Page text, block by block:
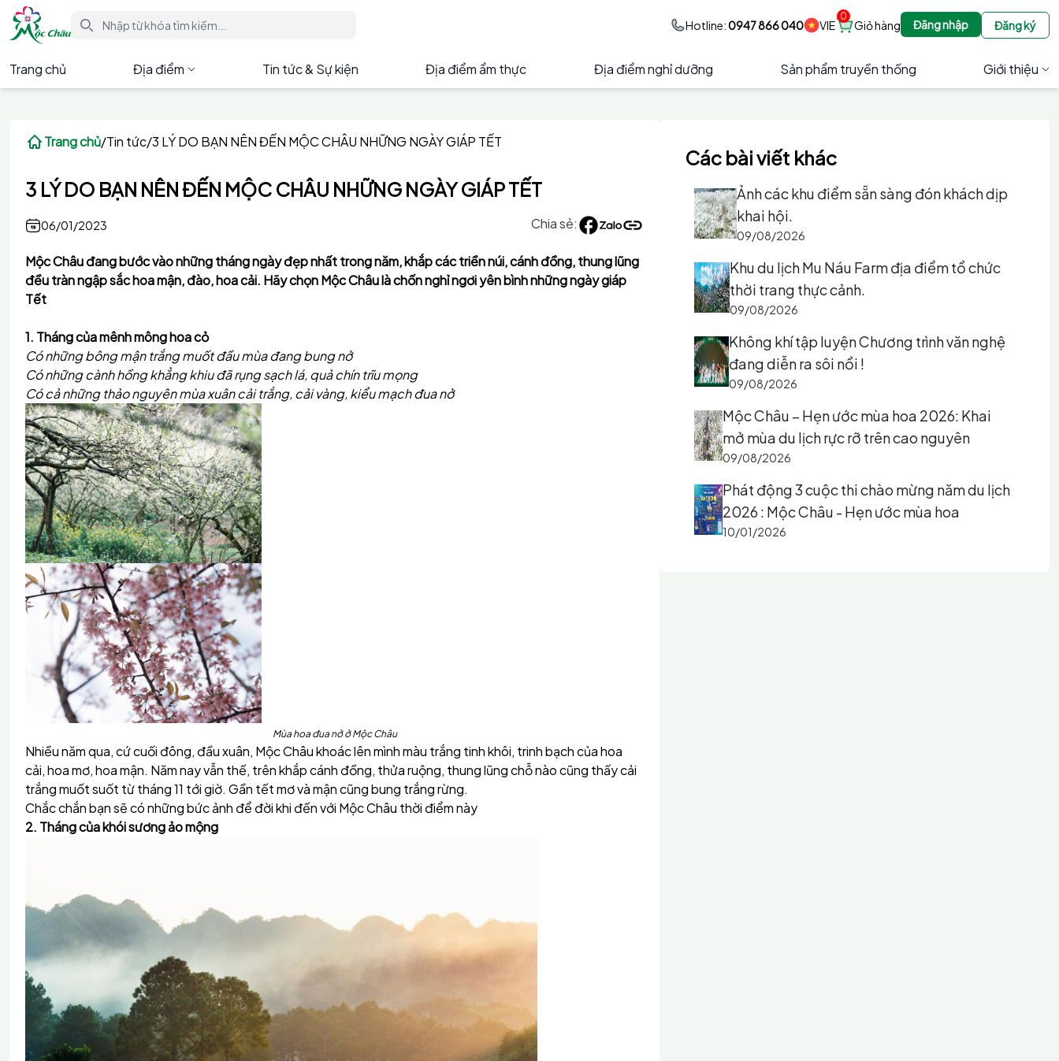
Hotline:0947 866 040 VIE
0
Giỏ hàng Đăng nhập Đăng ký
Trang chủ Địa điểm Tin tức & Sự kiện Địa điểm ẩm thực Địa điểm nghỉ dưỡng Sản phẩm truyền thống Giới thiệu
Trang chủ/Tin tức/3 LÝ DO BẠN NÊN ĐẾN MỘC CHÂU NHỮNG NGÀY GIÁP TẾT
3 LÝ DO BẠN NÊN ĐẾN MỘC CHÂU NHỮNG NGÀY GIÁP TẾT
06/01/2023 Chia sẻ:
Mộc Châu đang bước vào những tháng ngày đẹp nhất trong năm, khắp các triền núi, cánh đồng, thung lũng
đều tràn ngập sắc hoa mận, đào, hoa cải. Hãy chọn Mộc Châu là chốn nghỉ ngơi yên bình những ngày giáp
Tết
1. Tháng của mênh mông hoa cỏ
Có những bông mận trắng muốt đầu mùa đang bung nở
Có những cành hồng khẳng khiu đã rụng sạch lá, quả chín trĩu mọng
Có cả những thảo nguyên mùa xuân cải trắng, cải vàng, kiểu mạch đua nở
Mùa hoa đua nở ở Mộc Châu
Nhiều năm qua, cứ cuối đông, đầu xuân, Mộc Châu khoác lên mình màu trắng tinh khôi, trinh bạch của hoa
cải, hoa mơ, hoa mận. Năm nay vẫn thế, trên khắp cánh đồng, thửa ruộng, thung lũng chỗ nào cũng thấy cải
trắng muốt suốt từ tháng 11 tới giờ. Gần tết mơ và mận cũng bung trắng rừng.
Chắc chắn bạn sẽ có những bức ảnh để đời khi đến với Mộc Châu thời điểm này
2. Tháng của khói sương ảo mộng
Các bài viết khác
Ảnh các khu điểm sẵn sàng đón khách dịp
khai hội.
09/08/2026
Khu du lịch Mu Náu Farm địa điểm tổ chức
thời trang thực cảnh.
09/08/2026
Không khí tập luyện Chương trình văn nghệ
đang diễn ra sôi nổi !
09/08/2026
Mộc Châu – Hẹn ước mùa hoa 2026: Khai
mở mùa du lịch rực rỡ trên cao nguyên
09/08/2026
Phát động 3 cuộc thi chào mừng năm du lịch
2026 : Mộc Châu - Hẹn ước mùa hoa
10/01/2026